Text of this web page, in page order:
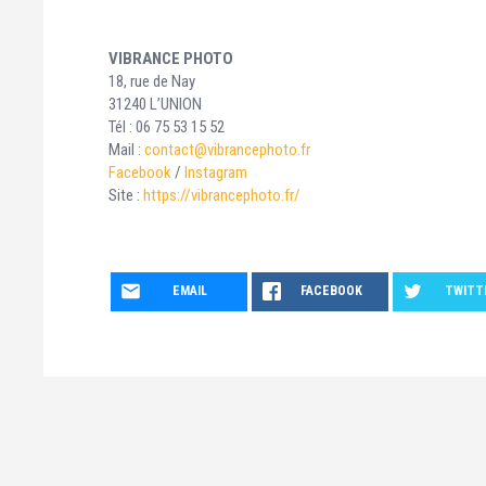
VIBRANCE PHOTO
18, rue de Nay
31240 L’UNION
Tél : 06 75 53 15 52
Mail : contact@vibrancephoto.fr
Facebook/ Instagram
Site : https://vibrancephoto.fr/
EMAIL FACEBOOK